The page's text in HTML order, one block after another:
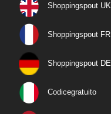
Shoppingspout UK
Shoppingspout FR
Shoppingspout DE
Codicegratuito